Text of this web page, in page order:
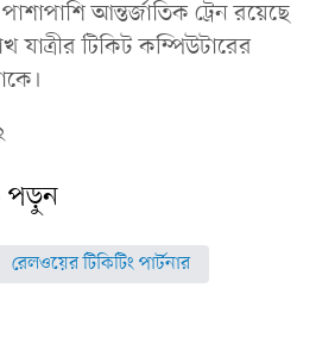
আন্তর্জাতিক ট্রেন রয়েছে
যাত্রীর টিকিট কম্পিউটারের
পড়ুন
রেলওয়ের টিকিটিং পার্টনার